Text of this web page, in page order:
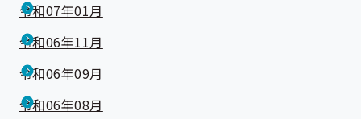
令和07年01月
令和06年11月
令和06年09月
令和06年08月